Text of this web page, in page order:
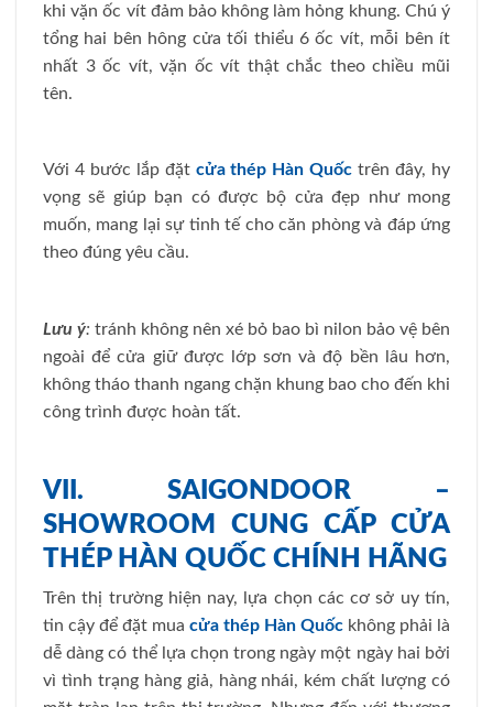
khi vặn ốc vít đảm bảo không làm hỏng khung. Chú ý
tổng hai bên hông cửa tối thiểu 6 ốc vít, mỗi bên ít
nhất 3 ốc vít, vặn ốc vít thật chắc theo chiều mũi
tên.
Với 4 bước lắp đặt cửa thép Hàn Quốc trên đây, hy
vọng sẽ giúp bạn có được bộ cửa đẹp như mong
muốn, mang lại sự tinh tế cho căn phòng và đáp ứng
theo đúng yêu cầu.
Lưu ý: tránh không nên xé bỏ bao bì nilon bảo vệ bên
ngoài để cửa giữ được lớp sơn và độ bền lâu hơn,
không tháo thanh ngang chặn khung bao cho đến khi
công trình được hoàn tất.
VII. SAIGONDOOR –
SHOWROOM CUNG CẤP CỬA
THÉP HÀN QUỐC CHÍNH HÃNG
Trên thị trường hiện nay, lựa chọn các cơ sở uy tín,
tin cậy để đặt mua cửa thép Hàn Quốc không phải là
dễ dàng có thể lựa chọn trong ngày một ngày hai bởi
vì tình trạng hàng giả, hàng nhái, kém chất lượng có